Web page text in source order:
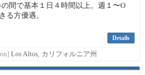
間で基本１日４時間以上。週１〜O
る方優遇。
Details
Los Altos, カリフォルニア州